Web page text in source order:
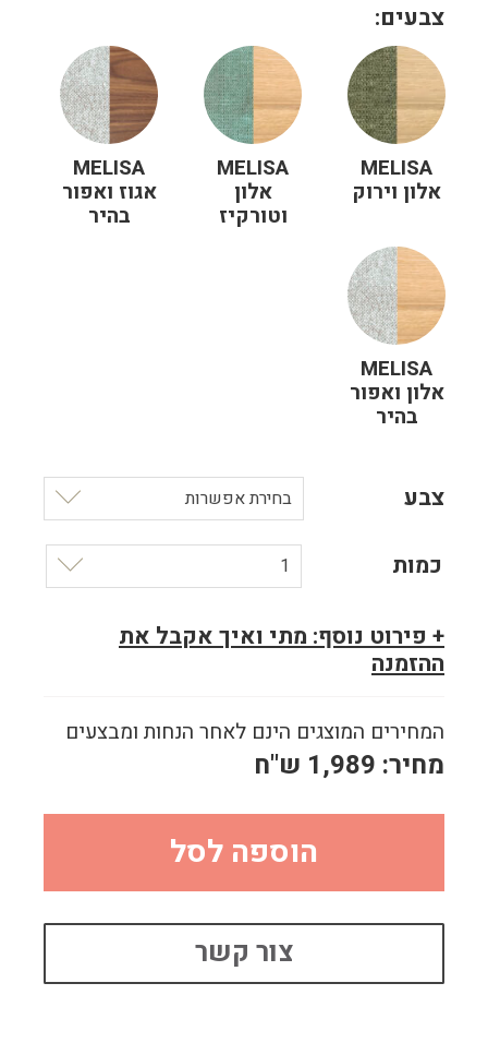
צבעים:
MELISA
אלון וירוק
MELISA
אלון
וטורקיז
MELISA
אגוז ואפור
בהיר
MELISA
אלון ואפור
בהיר
צבע בחירת אפשרות
כמות 1
+ פירוט נוסף: מתי ואיך אקבל את
ההזמנה
המחירים המוצגים הינם לאחר הנחות ומבצעים
מחיר: 1,989 ש"ח
הוספה לסל
צור קשר